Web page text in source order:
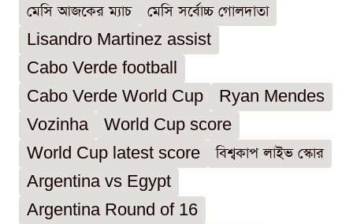
মেসি আজকের ম্যাচ
মেসি সর্বোচ্চ গোলদাতা
Lisandro Martinez assist
Cabo Verde football
Cabo Verde World Cup
Ryan Mendes
Vozinha
World Cup score
World Cup latest score
বিশ্বকাপ লাইভ স্কোর
Argentina vs Egypt
Argentina Round of 16